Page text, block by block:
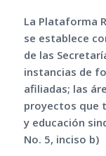
La Plataforma
se establece
de las
instancias de
afiliadas; las
proyectos que
y educación
No. 5, inciso b)